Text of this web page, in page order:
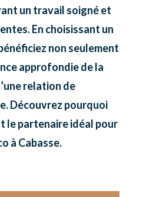
un travail soigné et
En choisissant un
non seulement
approfondie de la
relation de
Découvrez pourquoi
le partenaire idéal pour
à Cabasse.